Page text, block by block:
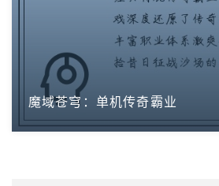
魔域苍穹：单机传奇霸业